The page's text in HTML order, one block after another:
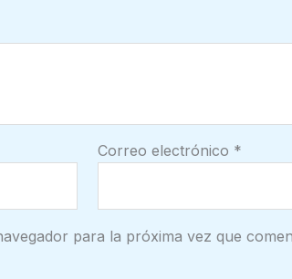
Correo electrónico *
para la próxima vez que